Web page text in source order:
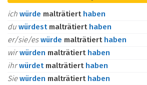
ich würde malträtiert haben
du würdest malträtiert haben
er/sie/eswürde malträtiert haben
wirwürden malträtiert haben
ihrwürdet malträtiert haben
Siewürden malträtiert haben